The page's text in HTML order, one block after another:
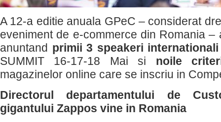
A 12-a editie anuala GPeC – considerat
eveniment de e-commerce din Romania –
anuntand primii 3 speakeri internationali
SUMMIT 16-17-18 Mai si noile
magazinelor online care se inscriu in
Directorul departamentului de
gigantului Zappos vine in Romania